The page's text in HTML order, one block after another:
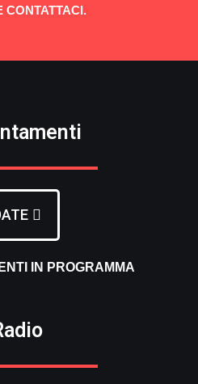
CONTATTACI.
IN PROGRAMMA